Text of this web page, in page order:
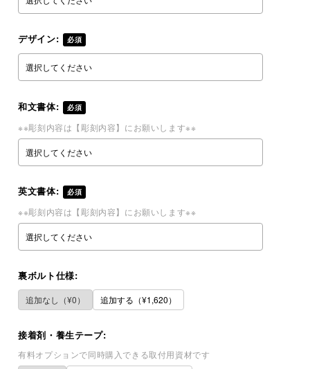
デザイン: 必須
和文書体: 必須
※※彫刻内容は【彫刻内容】にお願いします※※
英文書体: 必須
※※彫刻内容は【彫刻内容】にお願いします※※
裏ボルト仕様:
追加なし（¥0） 追加する（¥1,620）
接着剤・養生テープ:
有料オプションで同時購入できる取付用資材です